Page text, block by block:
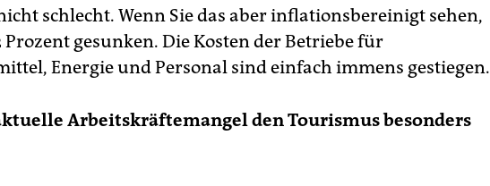
schlecht. Wenn Sie das aber inflationsbereinigt sehen,
Prozent gesunken. Die Kosten der Betriebe für
Energie und Personal sind einfach immens gestiegen.
Arbeitskräftemangel den Tourismus besonders